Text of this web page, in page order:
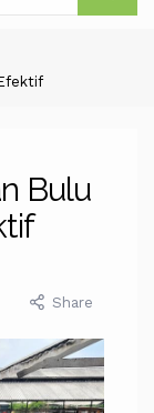
Bulu
Share